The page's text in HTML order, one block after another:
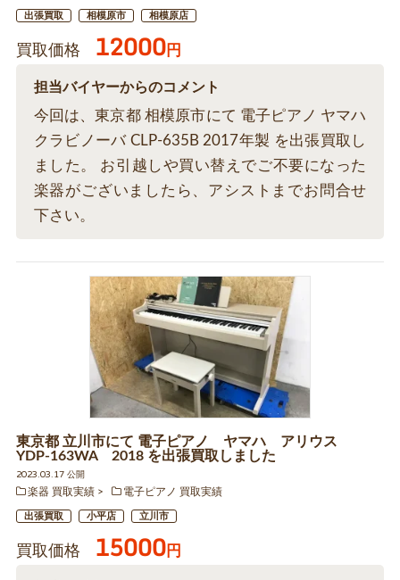
出張買取 相模原市 相模原店
買取価格 12000円
担当バイヤーからのコメント
今回は、東京都 相模原市にて 電子ピアノ ヤマハ
クラビノーバ CLP-635B 2017年製 を出張買取し
ました。 お引越しや買い替えでご不要になった
楽器がございましたら、アシストまでお問合せ
下さい。
東京都 立川市にて 電子ピアノ ヤマハ アリウス
YDP-163WA 2018 を出張買取しました
2023.03.17 公開
楽器 買取実績
電子ピアノ 買取実績
出張買取 小平店 立川市
買取価格 15000円